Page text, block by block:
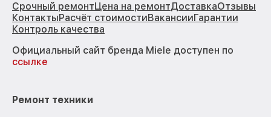
Срочный ремонтЦена на ремонтДоставкаОтзывы
КонтактыРасчёт стоимостиВакансииГарантии
Контроль качества
Официальный сайт бренда Miele доступен по
ссылке
Ремонт техники